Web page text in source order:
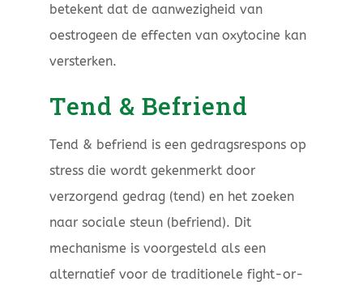
betekent dat de aanwezigheid van
oestrogeen de effecten van oxytocine kan
versterken.
Tend & Befriend
Tend & befriend is een gedragsrespons op
stress die wordt gekenmerkt door
verzorgend gedrag (tend) en het zoeken
naar sociale steun (befriend). Dit
mechanisme is voorgesteld als een
alternatief voor de traditionele fight-or-